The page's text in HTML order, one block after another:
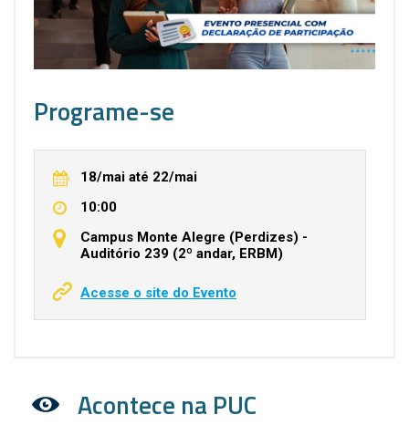
Programe-se
18/mai até 22/mai
10:00
Campus Monte Alegre (Perdizes) -
Auditório 239 (2º andar, ERBM)
Acesse o site do Evento
Acontece na PUC